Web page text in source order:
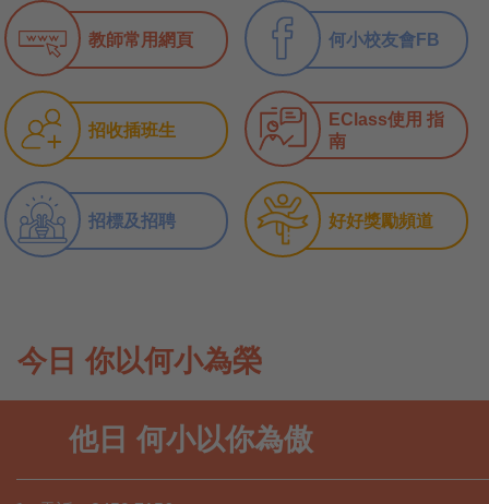
教師常用網頁 何小校友會FB
招收插班生
EClass使用 指
南
招標及招聘 好好獎勵頻道
今日 你以何小為榮
他日 何小以你為傲